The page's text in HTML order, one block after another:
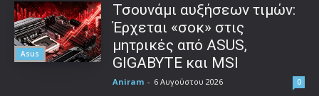
Asus
Τσουνάμι αυξήσεων τιμών:
Έρχεται «σοκ» στις
μητρικές από ASUS,
GIGABYTE και MSI
Aniram - 6 Αυγούστου 2026 0